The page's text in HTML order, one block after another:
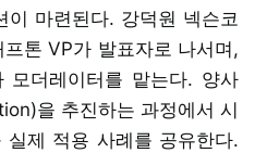
이 마련된다. 강덕원 넥슨코
톤 VP가 발표자로 나서며,
모더레이터를 맡는다. 양사
을 추진하는 과정에서 시
실제 적용 사례를 공유한다.